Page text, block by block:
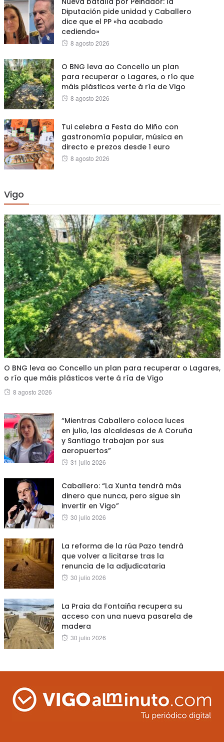
Diputación pide unidad y Caballero
dice que el PP «ha acabado
cediendo»
Posted
8 agosto 2026
O BNG leva ao Concello un plan
para recuperar o Lagares, o río que
máis plásticos verte á ría de Vigo
Posted
8 agosto 2026
Tui celebra a Festa do Miño con
gastronomía popular, música en
directo e prezos desde 1 euro
Posted
8 agosto 2026
Vigo
O BNG leva ao Concello un plan para recuperar o Lagares,
o río que máis plásticos verte á ría de Vigo
Posted
8 agosto 2026
“Mientras Caballero coloca luces
en julio, las alcaldesas de A Coruña
y Santiago trabajan por sus
aeropuertos”
Posted
31 julio 2026
Caballero: “La Xunta tendrá más
dinero que nunca, pero sigue sin
invertir en Vigo”
Posted
30 julio 2026
La reforma de la rúa Pazo tendrá
que volver a licitarse tras la
renuncia de la adjudicataria
Posted
30 julio 2026
La Praia da Fontaiña recupera su
acceso con una nueva pasarela de
madera
Posted
30 julio 2026